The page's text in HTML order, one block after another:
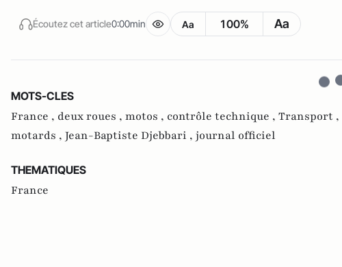
Écoutez cet article0:00min Aa 100% Aa
MOTS-CLES
France , deux roues , motos , contrôle technique , Transport ,
motards , Jean-Baptiste Djebbari , journal officiel
THEMATIQUES
France